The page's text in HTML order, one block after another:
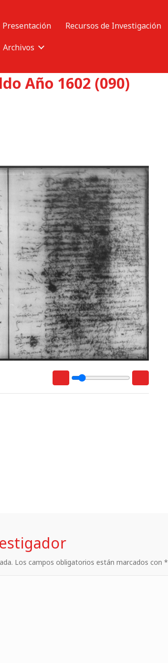
Presentación Recursos de Investigación
Archivos
Año 1602 (090)
Los campos obligatorios están marcados con *